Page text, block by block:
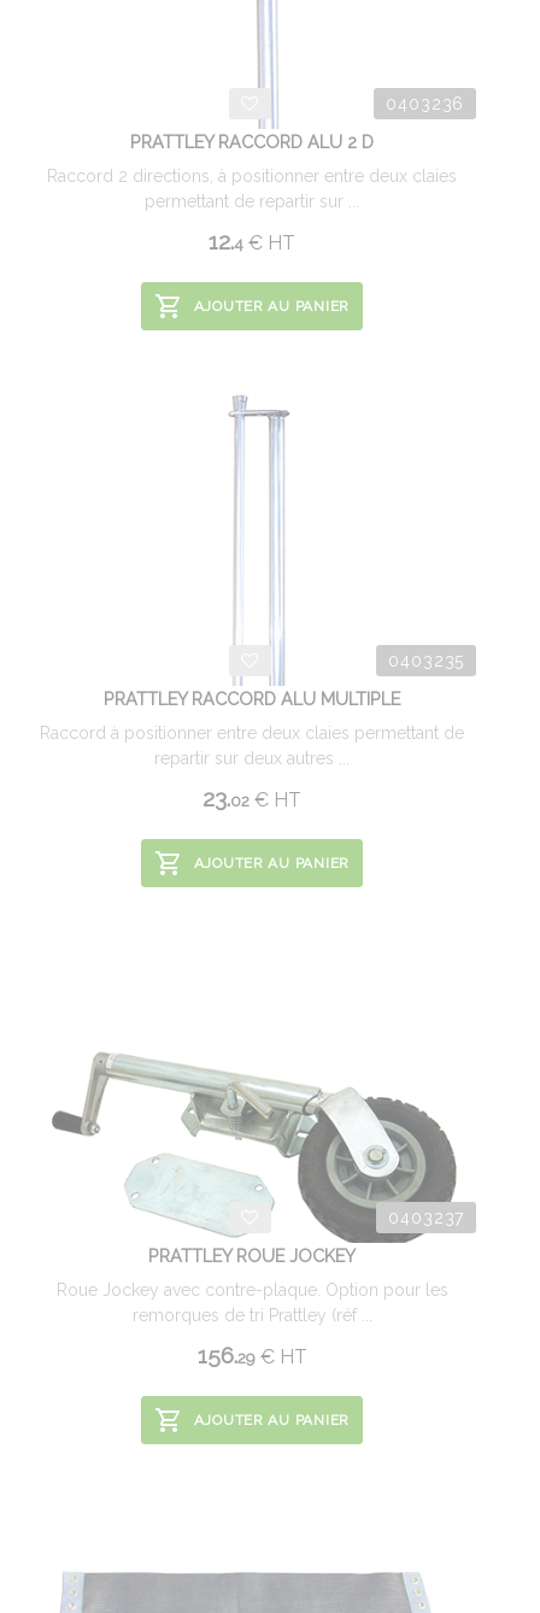
0403236
PRATTLEY RACCORD ALU 2 D
Raccord 2 directions, à positionner entre deux claies
permettant de repartir sur ...
12.4 € HT
AJOUTER AU PANIER
0403235
PRATTLEY RACCORD ALU MULTIPLE
Raccord à positionner entre deux claies permettant de
repartir sur deux autres ...
23.02 € HT
AJOUTER AU PANIER
0403237
PRATTLEY ROUE JOCKEY
Roue Jockey avec contre-plaque. Option pour les
remorques de tri Prattley (réf ...
156.29 €HT
AJOUTER AU PANIER